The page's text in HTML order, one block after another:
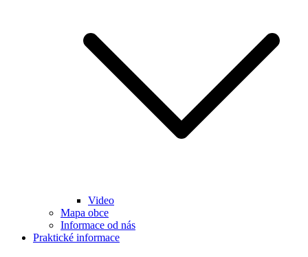
Video
Mapa obce
Informace od nás
Praktické informace